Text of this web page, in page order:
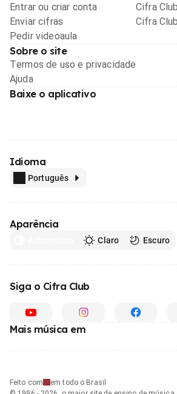
Entrar ou criar conta
Enviar cifras
Pedir videoaula
Cifra
Cifra
Sobre o site
Termos de uso e privacidade
Ajuda
Baixe o aplicativo
Idioma
Português
Aparência
Claro Escuro
Siga o Cifra Club
Mais música em
Feito com
em todo o Brasil